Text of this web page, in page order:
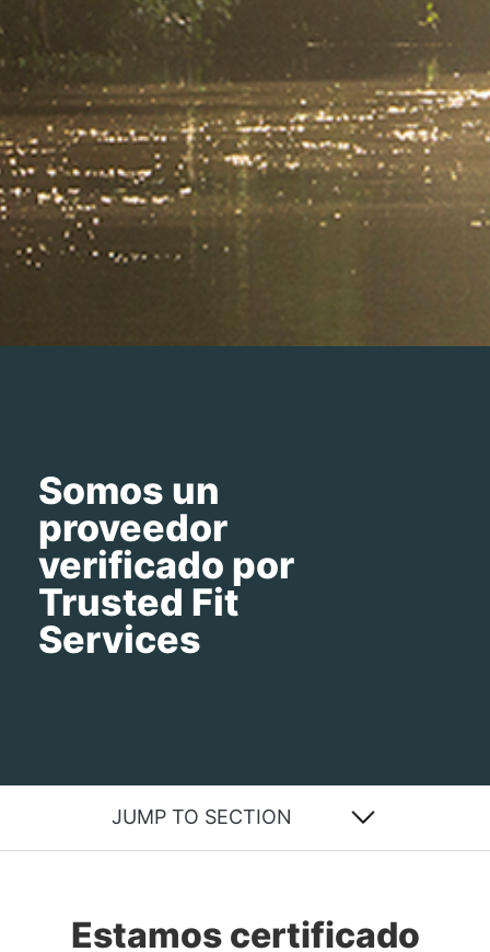
Somos un
proveedor
verificado por
Trusted Fit
Services
Estamos certificado